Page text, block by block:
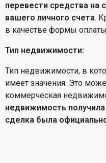
перевести средства на
вашего личного счета.
в качестве формы
Тип недвижимости:
Тип недвижимости, в
имеет значения. Это
коммерческая
недвижимость
сделка была